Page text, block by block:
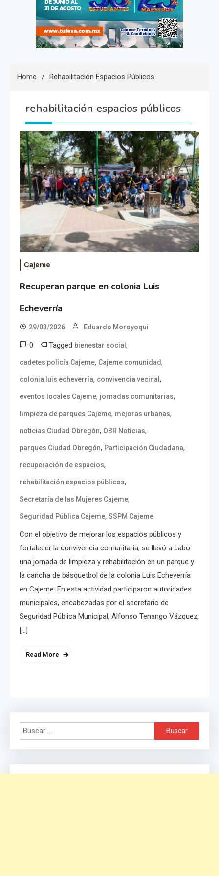
Home Rehabilitación Espacios Públicos
rehabilitación espacios públicos
Cajeme
Recuperan parque en colonia Luis
Echeverría
29/03/2026 Eduardo Moroyoqui
0 Tagged bienestar social,
cadetes policía Cajeme, Cajeme comunidad,
colonia luis echeverría, convivencia vecinal,
eventos locales Cajeme, jornadas comunitarias,
limpieza de parques Cajeme, mejoras urbanas,
noticias Ciudad Obregón, OBR Noticias,
parques Ciudad Obregón, Participación Ciudadana,
recuperación de espacios,
rehabilitación espacios públicos,
Secretaría de las Mujeres Cajeme,
Seguridad Pública Cajeme, SSPM Cajeme
Con el objetivo de mejorar los espacios públicos y
fortalecer la convivencia comunitaria, se llevó a cabo
una jornada de limpieza y rehabilitación en un parque y
la cancha de básquetbol de la colonia Luis Echeverría
en Cajeme. En esta actividad participaron autoridades
municipales, encabezadas por el secretario de
Seguridad Pública Municipal, Alfonso Tenango Vázquez,
[…]
Read More
Buscar: